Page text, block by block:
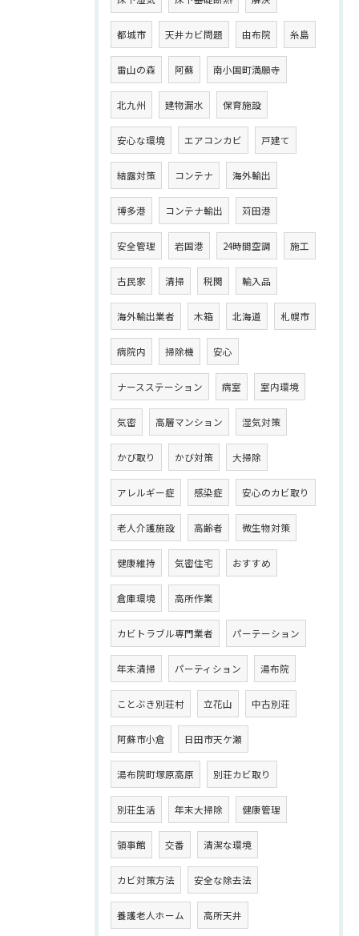
都城市 天井カビ問題 由布院 糸島
雷山の森 阿蘇 南小国町満願寺
北九州 建物漏水 保育施設
安心な環境 エアコンカビ 戸建て
結露対策 コンテナ 海外輸出
博多港 コンテナ輸出 苅田港
安全管理 岩国港 24時間空調 施工
古民家 清掃 税関 輸入品
海外輸出業者 木箱 北海道 札幌市
病院内 掃除機 安心
ナースステーション 病室 室内環境
気密 高層マンション 湿気対策
かび取り かび対策 大掃除
アレルギー症 感染症 安心のカビ取り
老人介護施設 高齢者 微生物対策
健康維持 気密住宅 おすすめ
倉庫環境 高所作業
カビトラブル専門業者 パーテーション
年末清掃 パーティション 湯布院
ことぶき別荘村 立花山 中古別荘
阿蘇市小倉 日田市天ケ瀬
湯布院町塚原高原 別荘カビ取り
別荘生活 年末大掃除 健康管理
領事館 交番 清潔な環境
カビ対策方法 安全な除去法
養護老人ホーム 高所天井